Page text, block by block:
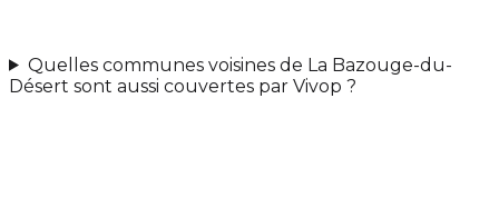
Quelles communes voisines de La Bazouge-du-
Désert sont aussi couvertes par Vivop ?